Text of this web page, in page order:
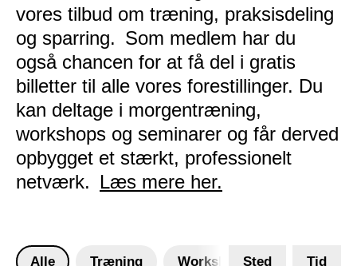
vores tilbud om træning, praksisdeling
og sparring. Som medlem har du
også chancen for at få del i gratis
billetter til alle vores forestillinger. Du
kan deltage i morgentræning,
workshops og seminarer og får derved
opbygget et stærkt, professionelt
netværk. Læs mere her.
Alle Træning Workshop Sted Tid